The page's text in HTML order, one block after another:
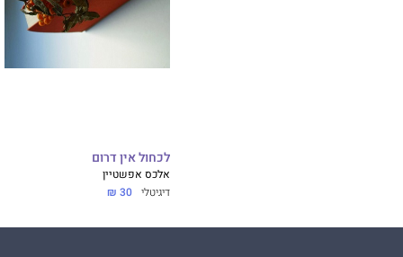
לכחול אין דרום
אלכס אפשטיין
דיגיטלי 30 ₪